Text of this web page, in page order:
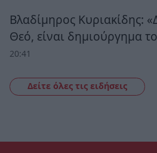
Βλαδίμηρος Κυριακίδης:
Θεό, είναι δημιούργημα
20:41
Δείτε όλες τις ειδήσεις